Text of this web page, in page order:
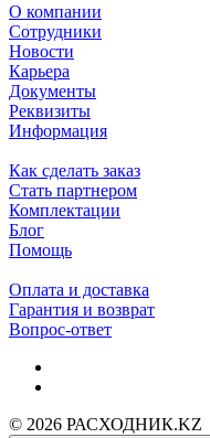
О компании
Сотрудники
Новости
Карьера
Документы
Реквизиты
Информация
Как сделать заказ
Стать партнером
Комплектации
Блог
Помощь
Оплата и доставка
Гарантия и возврат
Вопрос-ответ
© 2026 РАСХОДНИК.KZ